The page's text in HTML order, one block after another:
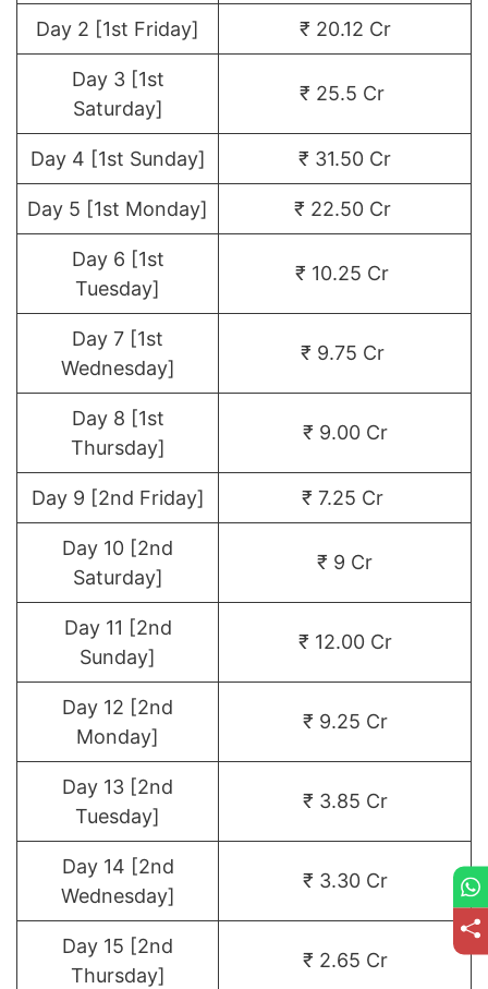
Day 2 [1st Friday] ₹ 20.12 Cr
Day 3 [1st
Saturday]
₹ 25.5 Cr
Day 4 [1st Sunday] ₹ 31.50 Cr
Day 5 [1st Monday] ₹ 22.50 Cr
Day 6 [1st
Tuesday]
₹ 10.25 Cr
Day 7 [1st
Wednesday]
₹ 9.75 Cr
Day 8 [1st
Thursday]
₹ 9.00 Cr
Day 9 [2nd Friday] ₹ 7.25 Cr
Day 10 [2nd
Saturday]
₹ 9 Cr
Day 11 [2nd
Sunday]
₹ 12.00 Cr
Day 12 [2nd
Monday]
₹ 9.25 Cr
Day 13 [2nd
Tuesday]
₹ 3.85 Cr
Day 14 [2nd
Wednesday]
₹ 3.30 Cr
Day 15 [2nd
Thursday]
₹ 2.65 Cr